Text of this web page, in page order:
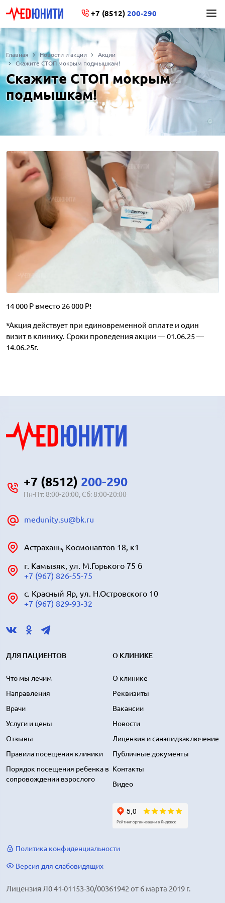
+7 (8512) 200-290
Главная Новости и акции
Акции
Скажите СТОП мокрым подмышкам!
Скажите СТОП мокрым
подмышкам!
14 000 Р вместо 26 000 Р!
*Акция действует при единовременной оплате и один
визит в клинику. Сроки проведения акции — 01.06.25 —
14.06.25г.
+7 (8512) 200-290
Пн-Пт: 8:00-20:00, Сб: 8:00-20:00
medunity.su@bk.ru
Астрахань, Космонавтов 18, к1
г. Камызяк, ул. М.Горького 75 б
+7 (967) 826-55-75
с. Красный Яр, ул. Н.Островского 10
+7 (967) 829-93-32
ДЛЯ ПАЦИЕНТОВ
Что мы лечим
Направления
Врачи
Услуги и цены
Отзывы
Правила посещения клиники
Порядок посещения ребенка в
сопровождении взрослого
О КЛИНИКЕ
О клинике
Реквизиты
Вакансии
Новости
Лицензия и санэпидзаключение
Публичные документы
Контакты
Видео
Политика конфиденциальности
Версия для слабовидящих
Лицензия Л0 41-01153-30/00361942 от 6 марта 2019 г.